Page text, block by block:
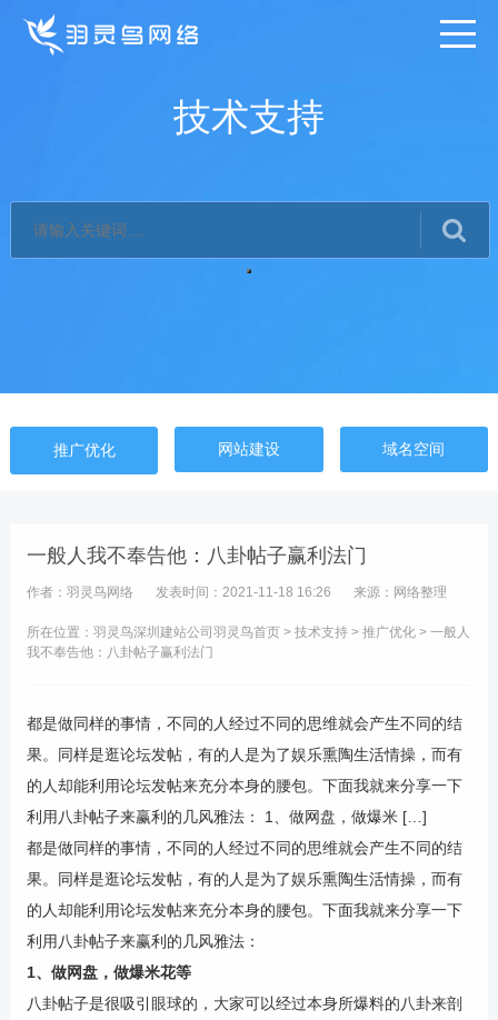
技术支持
推广优化 网站建设 域名空间
一般人我不奉告他：八卦帖子赢利法门
作者：羽灵鸟网络 发表时间：2021-11-18 16:26 来源：网络整理
所在位置：羽灵鸟深圳建站公司 羽灵鸟首页> 技术支持> 推广优化> 一般人
我不奉告他：八卦帖子赢利法门
都是做同样的事情，不同的人经过不同的思维就会产生不同的结
果。同样是逛论坛发帖，有的人是为了娱乐熏陶生活情操，而有
的人却能利用论坛发帖来充分本身的腰包。下面我就来分享一下
利用八卦帖子来赢利的几风雅法： 1、做网盘，做爆米 […]
都是做同样的事情，不同的人经过不同的思维就会产生不同的结
果。同样是逛论坛发帖，有的人是为了娱乐熏陶生活情操，而有
的人却能利用论坛发帖来充分本身的腰包。下面我就来分享一下
利用八卦帖子来赢利的几风雅法：
1、做网盘，做爆米花等
八卦帖子是很吸引眼球的，大家可以经过本身所爆料的八卦来剖